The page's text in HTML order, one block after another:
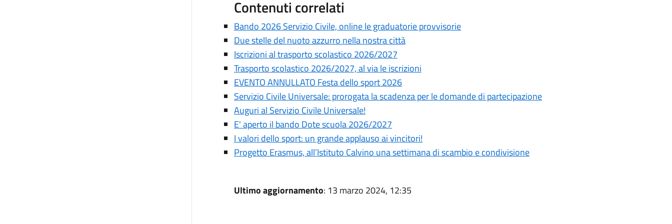
Contenuti correlati
Bando 2026 Servizio Civile, online le graduatorie provvisorie
Due stelle del nuoto azzurro nella nostra città
Iscrizioni al trasporto scolastico 2026/2027
Trasporto scolastico 2026/2027, al via le iscrizioni
EVENTO ANNULLATO Festa dello sport 2026
Servizio Civile Universale: prorogata la scadenza per le domande di partecipazione
Auguri al Servizio Civile Universale!
E' aperto il bando Dote scuola 2026/2027
I valori dello sport: un grande applauso ai vincitori!
Progetto Erasmus, all’Istituto Calvino una settimana di scambio e condivisione
Ultimo aggiornamento: 13 marzo 2024, 12:35